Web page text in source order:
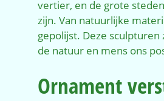
vertier, en de grote
zijn. Van natuurlijke
gepolijst. Deze
de natuur en mens ons
Ornament